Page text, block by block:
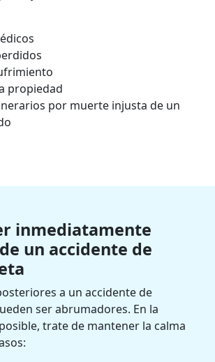
propiedad
por muerte injusta de un
inmediatamente
un accidente de
a un accidente de
ser abrumadores. En la
trate de mantener la calma